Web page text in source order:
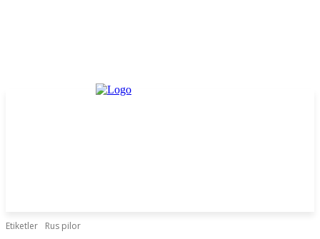
Etiketler Rus pilor